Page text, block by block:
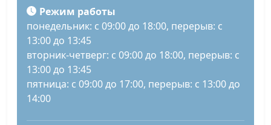
Режим работы
понедельник: с 09:00 до 18:00, перерыв: с
13:00 до 13:45
вторник-четверг: с 09:00 до 18:00, перерыв: с
13:00 до 13:45
пятница: с 09:00 до 17:00, перерыв: с 13:00 до
14:00